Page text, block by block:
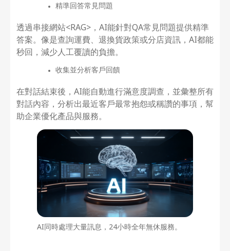
精準回答常見問題
透過串接網站<RAG>，AI能針對QA常見問題提供精準
答案。像是查詢運費、退換貨政策或分店資訊，AI都能
秒回，減少人工覆讀的負擔。
收集並分析客戶回饋
在對話結束後，AI能自動進行滿意度調查，並彙整所有
對話內容，分析出最近客戶最常抱怨或稱讚的事項，幫
助企業優化產品與服務。
AI同時處理大量訊息，24小時全年無休服務。